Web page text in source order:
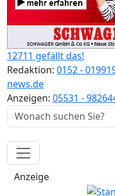
12711 gefällt das!
Redaktion: 0152 -
news.de
Anzeigen: 05531 -
Anzeige